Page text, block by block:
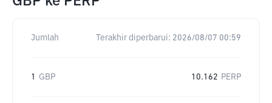
Jumlah Terakhir diperbarui: 2026/08/07 00:59
1 GBP 10.162 PERP